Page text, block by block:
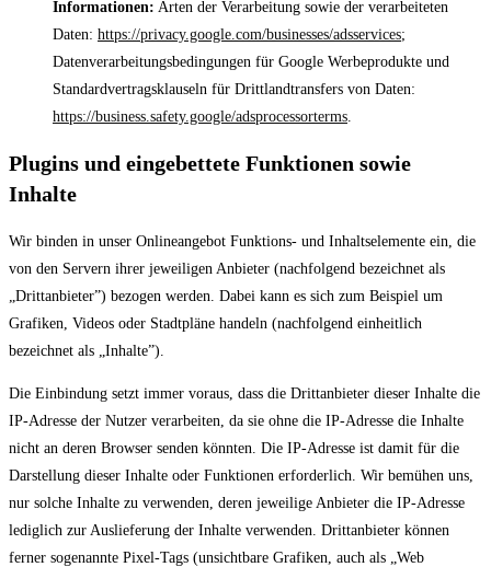
Informationen: Arten der Verarbeitung sowie der verarbeiteten
Daten: https://privacy.google.com/businesses/adsservices;
Datenverarbeitungsbedingungen für Google Werbeprodukte und
Standardvertragsklauseln für Drittlandtransfers von Daten:
https://business.safety.google/adsprocessorterms
Plugins und eingebettete Funktionen sowie
Inhalte
Wir binden in unser Onlineangebot Funktions- und Inhaltselemente ein, die
von den Servern ihrer jeweiligen Anbieter (nachfolgend bezeichnet als
„Drittanbieter”) bezogen werden. Dabei kann es sich zum Beispiel um
Grafiken, Videos oder Stadtpläne handeln (nachfolgend einheitlich
bezeichnet als „Inhalte”).
Die Einbindung setzt immer voraus, dass die Drittanbieter dieser Inhalte die
IP-Adresse der Nutzer verarbeiten, da sie ohne die IP-Adresse die Inhalte
nicht an deren Browser senden könnten. Die IP-Adresse ist damit für die
Darstellung dieser Inhalte oder Funktionen erforderlich. Wir bemühen uns,
nur solche Inhalte zu verwenden, deren jeweilige Anbieter die IP-Adresse
lediglich zur Auslieferung der Inhalte verwenden. Drittanbieter können
ferner sogenannte Pixel-Tags (unsichtbare Grafiken, auch als „Web